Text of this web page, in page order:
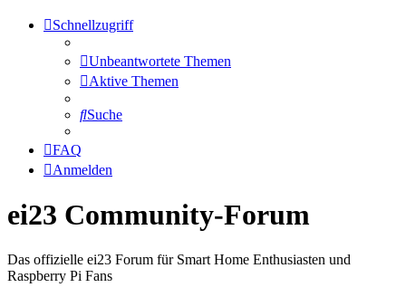
Schnellzugriff
Unbeantwortete Themen
Aktive Themen
Suche
FAQ
Anmelden
ei23 Community-Forum
Das offizielle ei23 Forum für Smart Home Enthusiasten und
Raspberry Pi Fans